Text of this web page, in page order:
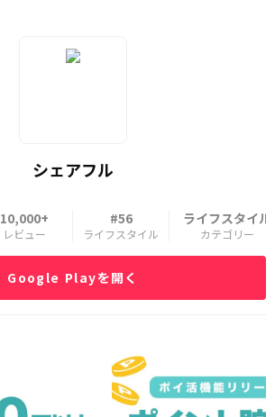
シェアフル
10,000+
レビュー
#56
ライフスタイル
ライフスタイル
カテゴリー
Google Playを開く